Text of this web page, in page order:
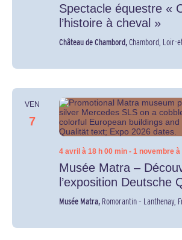
Spectacle équestre «
l’histoire à cheval »
Château de Chambord,Chambord, Loir-
VEN
7
4 avril à 18 h 00 min- 1 novembre à
Musée Matra –
l’exposition Deutsche
Musée Matra, Romorantin – Lanthenay,